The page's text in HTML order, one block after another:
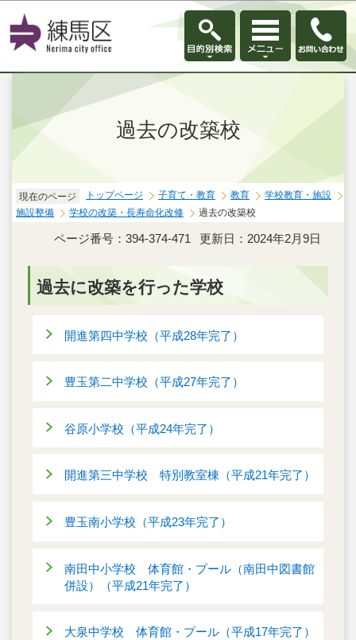
このページの本文へ移動
過去の改築校
現在のページ トップページ 子育て・教育 教育
学校教育・施設
施設整備
学校の改築・長寿命化改修 過去の改築校
ページ番号：394-374-471 更新日：2024年2月9日
過去に改築を行った学校
開進第四中学校（平成28年完了）
豊玉第二中学校（平成27年完了）
谷原小学校（平成24年完了）
開進第三中学校 特別教室棟（平成21年完了）
豊玉南小学校（平成23年完了）
南田中小学校 体育館・プール（南田中図書館
併設）（平成21年完了）
大泉中学校 体育館・プール（平成17年完了）